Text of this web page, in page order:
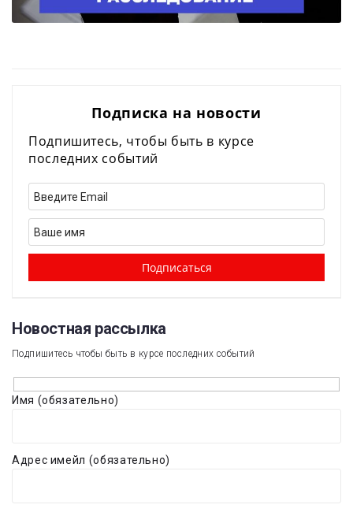
Подписка на новости
Подпишитесь, чтобы быть в курсе
последних событий
Новостная рассылка​
Подпишитесь чтобы быть в курсе последних событий
Имя (обязательно)
Адрес имейл (обязательно)